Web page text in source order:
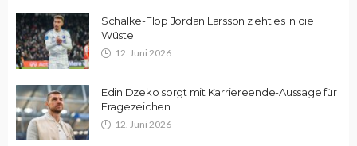
Schalke-Flop Jordan Larsson zieht es in die
Wüste
12. Juni 2026
Edin Dzeko sorgt mit Karriereende-Aussage für
Fragezeichen
12. Juni 2026